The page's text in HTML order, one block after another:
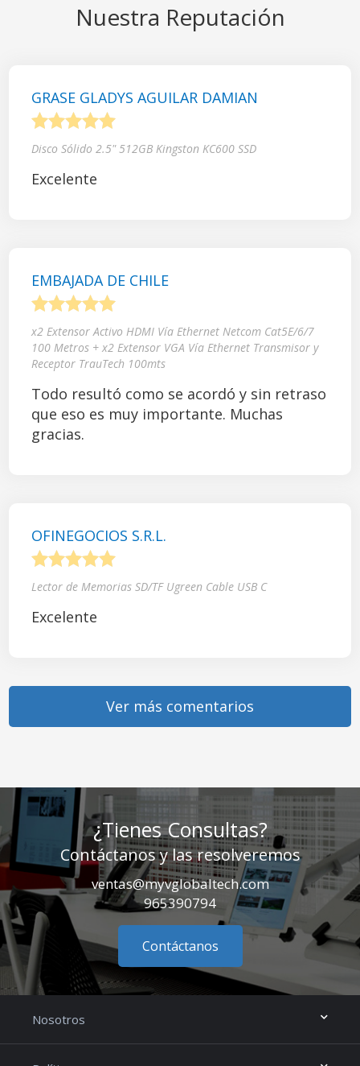
Nuestra Reputación
GRASE GLADYS AGUILAR DAMIAN
Disco Sólido 2.5" 512GB Kingston KC600 SSD
Excelente
EMBAJADA DE CHILE
x2 Extensor Activo HDMI Vía Ethernet Netcom Cat5E/6/7
100 Metros + x2 Extensor VGA Vía Ethernet Transmisor y
Receptor TrauTech 100mts
Todo resultó como se acordó y sin retraso
que eso es muy importante. Muchas
gracias.
OFINEGOCIOS S.R.L.
Lector de Memorias SD/TF Ugreen Cable USB C
Excelente
Ver más comentarios
¿Tienes Consultas?
Contáctanos y las resolveremos
ventas@myvglobaltech.com
965390794
Contáctanos
Nosotros